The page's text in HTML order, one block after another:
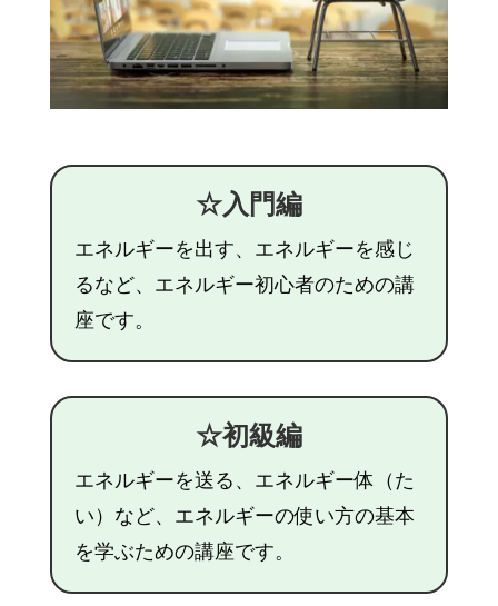
☆入門編
エネルギーを出す、エネルギーを感じ
るなど、エネルギー初心者のための講
座です。
☆初級編
エネルギーを送る、エネルギー体（た
い）など、エネルギーの使い方の基本
を学ぶための講座です。